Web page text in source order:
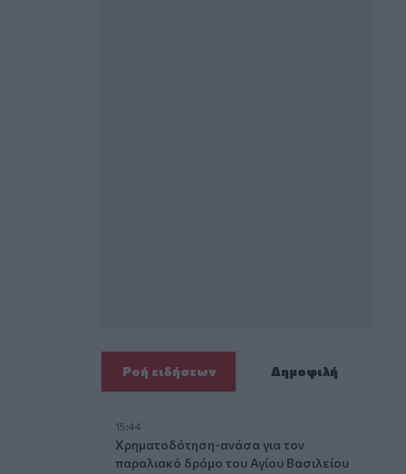
Ροή ειδήσεων Δημοφιλή
15:44
Χρηματοδότηση-ανάσα για τον
παραλιακό δρόμο του Αγίου Βασιλείου